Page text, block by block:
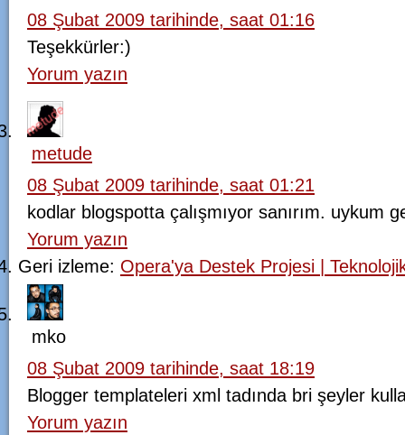
08 Şubat 2009 tarihinde, saat 01:16
Teşekkürler:)
Yorum yazın
metude
08 Şubat 2009 tarihinde, saat 01:21
kodlar blogspotta çalışmıyor sanırım. uykum
Yorum yazın
Geri izleme: Opera'ya Destek Projesi |
mko
08 Şubat 2009 tarihinde, saat 18:19
Blogger templateleri xml tadında bri şeyler
Yorum yazın